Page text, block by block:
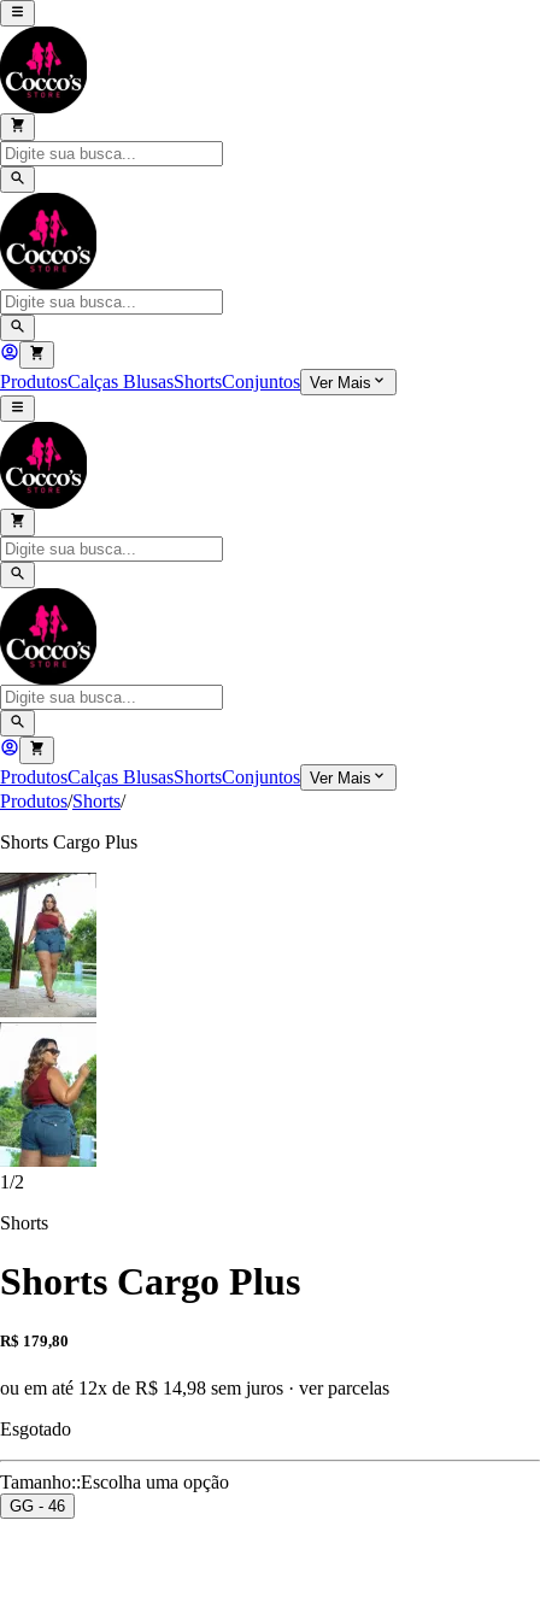
ProdutosCalças BlusasShortsConjuntos Ver Mais
ProdutosCalças BlusasShortsConjuntos Ver Mais
Produtos/Shorts/
Shorts Cargo Plus
1/2
Shorts
Shorts Cargo Plus
R$ 179,80
ou em até 12x de R$ 14,98 sem juros · ver parcelas
Esgotado
Tamanho::Escolha uma opção
GG - 46